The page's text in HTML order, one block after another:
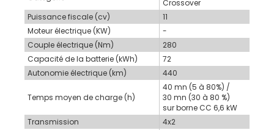
Crossover
Puissance fiscale (cv)
11
Moteur électrique (KW)
-
Couple électrique (Nm)
280
Capacité de la batterie (kWh)
72
Autonomie électrique (km)
440
Temps moyen de charge (h)
40 mn (5 à 80%) /
30 mn (30 à 80 %)
sur borne CC 6,6 kW
Transmission
4x2